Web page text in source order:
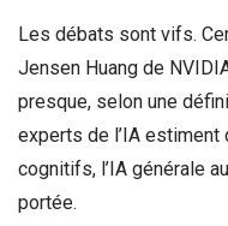
Les débats sont vifs.
Jensen Huang de
presque, selon une
experts de l’IA estiment
cognitifs, l’IA générale
portée.